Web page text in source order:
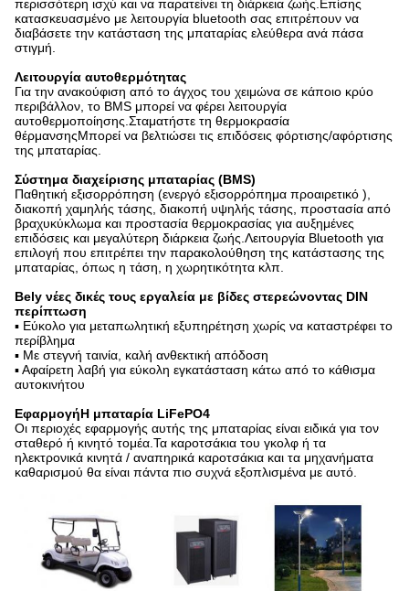
περισσότερη ισχύ και να παρατείνει τη διάρκεια ζωής.Επίσης
κατασκευασμένο με λειτουργία bluetooth σας επιτρέπουν να
διαβάσετε την κατάσταση της μπαταρίας ελεύθερα ανά πάσα
στιγμή.
Λειτουργία αυτοθερμότητας
Για την ανακούφιση από το άγχος του χειμώνα σε κάποιο κρύο
περιβάλλον, το BMS μπορεί να φέρει λειτουργία
αυτοθερμοποίησης.Σταματήστε τη θερμοκρασία
θέρμανσηςΜπορεί να βελτιώσει τις επιδόσεις φόρτισης/αφόρτισης
της μπαταρίας.
Σύστημα διαχείρισης μπαταρίας (BMS)
Παθητική εξισορρόπηση (ενεργό εξισορρόπημα προαιρετικό ),
διακοπή χαμηλής τάσης, διακοπή υψηλής τάσης, προστασία από
βραχυκύκλωμα και προστασία θερμοκρασίας για αυξημένες
επιδόσεις και μεγαλύτερη διάρκεια ζωής.Λειτουργία Bluetooth για
επιλογή που επιτρέπει την παρακολούθηση της κατάστασης της
μπαταρίας, όπως η τάση, η χωρητικότητα κλπ.
Bely νέες δικές τους εργαλεία με βίδες στερεώνοντας DIN
περίπτωση
▪ Εύκολο για μεταπωλητική εξυπηρέτηση χωρίς να καταστρέφει το
περίβλημα
▪ Με στεγνή ταινία, καλή ανθεκτική απόδοση
▪ Αφαίρετη λαβή για εύκολη εγκατάσταση κάτω από το κάθισμα
αυτοκινήτου
ΕφαρμογήΗ μπαταρία LiFePO4
Οι περιοχές εφαρμογής αυτής της μπαταρίας είναι ειδικά για τον
σταθερό ή κινητό τομέα.Τα καροτσάκια του γκολφ ή τα
ηλεκτρονικά κινητά / αναπηρικά καροτσάκια και τα μηχανήματα
καθαρισμού θα είναι πάντα πιο συχνά εξοπλισμένα με αυτό.